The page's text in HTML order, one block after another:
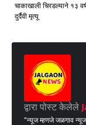
चाकाखाली चिरडल्याने १३
दुर्दैवी मृत्यू
द्वारा पोस्ट केलेले
"न्यूज म्हणजे जळगाव